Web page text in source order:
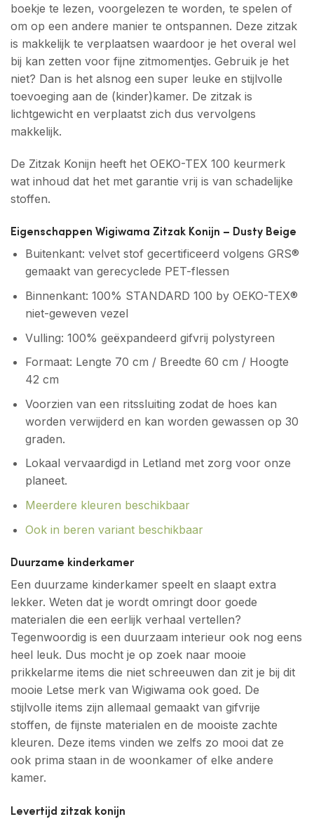
boekje te lezen, voorgelezen te worden, te spelen of
om op een andere manier te ontspannen. Deze zitzak
is makkelijk te verplaatsen waardoor je het overal wel
bij kan zetten voor fijne zitmomentjes. Gebruik je het
niet? Dan is het alsnog een super leuke en stijlvolle
toevoeging aan de (kinder)kamer. De zitzak is
lichtgewicht en verplaatst zich dus vervolgens
makkelijk.
De Zitzak Konijn heeft het OEKO-TEX 100 keurmerk
wat inhoud dat het met garantie vrij is van schadelijke
stoffen.
Eigenschappen Wigiwama Zitzak Konijn – Dusty Beige
Buitenkant: velvet stof gecertificeerd volgens GRS®
gemaakt van gerecyclede PET-flessen
Binnenkant: 100% STANDARD 100 by OEKO-TEX®
niet-geweven vezel
Vulling: 100% geëxpandeerd gifvrij polystyreen
Formaat: Lengte 70 cm / Breedte 60 cm / Hoogte
42 cm
Voorzien van een ritssluiting zodat de hoes kan
worden verwijderd en kan worden gewassen op 30
graden.
Lokaal vervaardigd in Letland met zorg voor onze
planeet.
Meerdere kleuren beschikbaar
Ook in beren variant beschikbaar
Duurzame kinderkamer
Een duurzame kinderkamer speelt en slaapt extra
lekker. Weten dat je wordt omringt door goede
materialen die een eerlijk verhaal vertellen?
Tegenwoordig is een duurzaam interieur ook nog eens
heel leuk. Dus mocht je op zoek naar mooie
prikkelarme items die niet schreeuwen dan zit je bij dit
mooie Letse merk van Wigiwama ook goed. De
stijlvolle items zijn allemaal gemaakt van gifvrije
stoffen, de fijnste materialen en de mooiste zachte
kleuren. Deze items vinden we zelfs zo mooi dat ze
ook prima staan in de woonkamer of elke andere
kamer.
Levertijd zitzak konijn